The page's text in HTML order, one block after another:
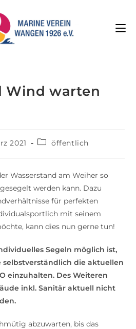
Wind warten
2021 öffentlich
Wasserstand am Weiher so
werden kann. Dazu
für perfekten
mit seinem
kann dies nun gerne tun!
Segeln möglich ist,
selbstverständlich die aktuellen
einzuhalten. Des Weiteren
inkl. Sanitär aktuell nicht
abzuwarten, bis das